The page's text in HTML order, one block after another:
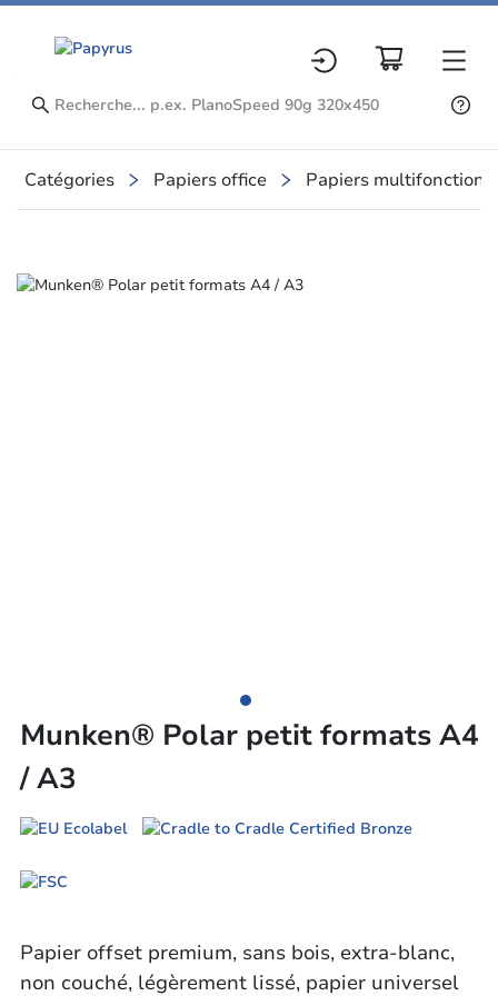
Catégories Papiers office Papiers
Slide 1 of 1
Munken® Polar petit formats A4
/ A3
Papier offset premium, sans bois, extra-blanc,
non couché, légèrement lissé, papier universel